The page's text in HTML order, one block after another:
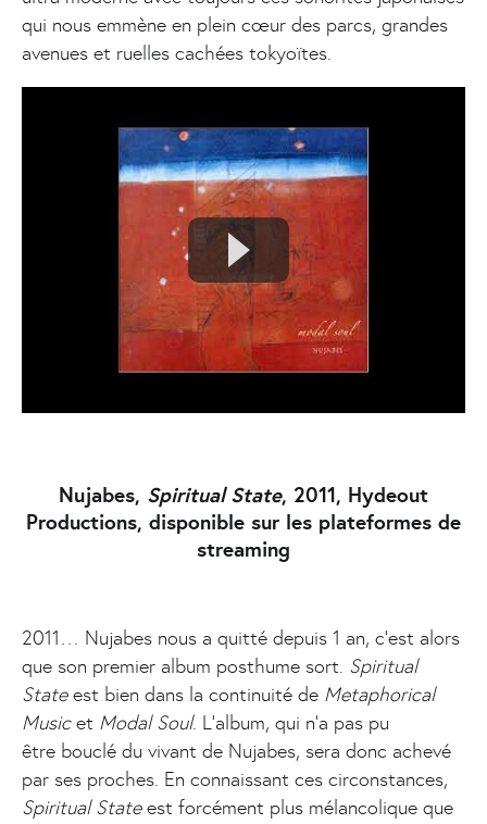
qui nous emmène en plein cœur des parcs, grandes
avenues et ruelles cachées tokyoïtes.
Nujabes, Spiritual State, 2011, Hydeout
Productions, disponible sur les plateformes de
streaming
2011… Nujabes nous a quitté depuis 1 an, c’est alors
que son premier album posthume sort. Spiritual
Stateest bien dans la continuité de Metaphorical
Musicet Modal Soul. L’album, qui n'a pas pu
être bouclé du vivant de Nujabes, sera donc achevé
par ses proches. En connaissant ces circonstances,
Spiritual Stateest forcément plus mélancolique que